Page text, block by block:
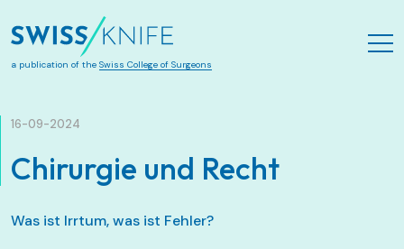
Zum Hauptinhalt springen
a publication of the Swiss College of Surgeons
16-09-2024
Chirurgie und Recht
Was ist Irrtum, was ist Fehler?